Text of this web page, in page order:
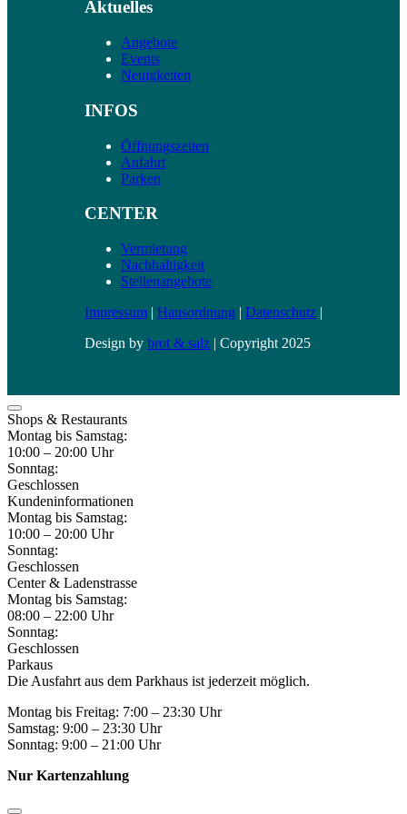
Aktuelles
Angebote
Events
Neuigkeiten
INFOS
Öffnungszeiten
Anfahrt
Parken
CENTER
Vermietung
Nachhaltigkeit
Stellenangebote
Impressum | Hausordnung | Datenschutz |
Design by brot & salz | Copyright 2025
Shops & Restaurants
Montag bis Samstag:
10:00 – 20:00 Uhr
Sonntag:
Geschlossen
Kundeninformationen
Montag bis Samstag:
10:00 – 20:00 Uhr
Sonntag:
Geschlossen
Center & Ladenstrasse
Montag bis Samstag:
08:00 – 22:00 Uhr
Sonntag:
Geschlossen
Parkaus
Die Ausfahrt aus dem Parkhaus ist jederzeit möglich.
Montag bis Freitag: 7:00 – 23:30 Uhr
Samstag: 9:00 – 23:30 Uhr
Sonntag: 9:00 – 21:00 Uhr
Nur Kartenzahlung